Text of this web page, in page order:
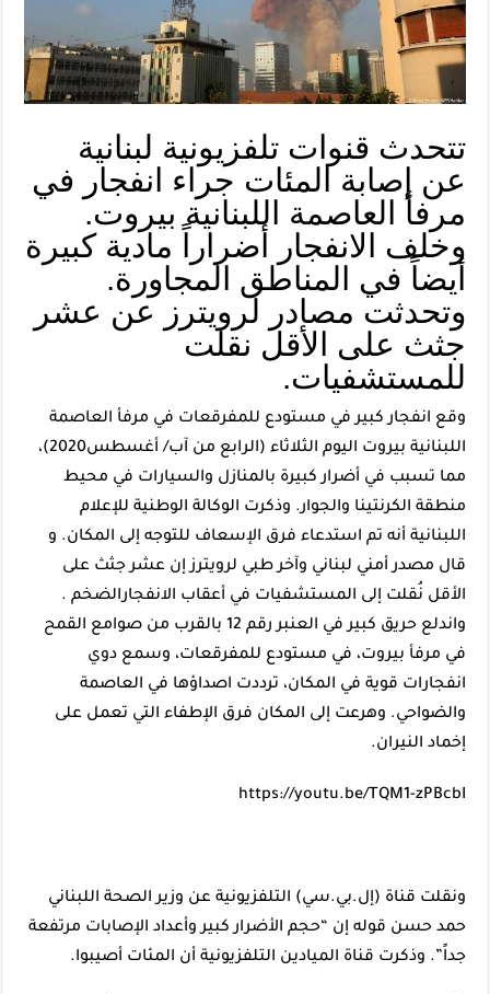
تتحدث قنوات تلفزيونية لبنانية
عن إصابة المئات جراء انفجار في
مرفأ العاصمة اللبنانية بيروت.
وخلف الانفجار أضراراً مادية كبيرة
أيضاً في المناطق المجاورة.
وتحدثت مصادر لرويترز عن عشر
جثث على الأقل نقلت
للمستشفيات.
وقع انفجار كبير في مستودع للمفرقعات في مرفأ العاصمة
اللبنانية بيروت اليوم الثلاثاء (الرابع من آب/ أغسطس2020)،
مما تسبب في أضرار كبيرة بالمنازل والسيارات في محيط
منطقة الكرنتينا والجوار. وذكرت الوكالة الوطنية للإعلام
اللبنانية أنه تم استدعاء فرق الإسعاف للتوجه إلى المكان. و
قال مصدر أمني لبناني وآخر طبي لرويترز إن عشر جثث على
الأقل نُقلت إلى المستشفيات في أعقاب الانفجارالضخم .
واندلع حريق كبير في العنبر رقم 12 بالقرب من صوامع القمح
في مرفأ بيروت، في مستودع للمفرقعات، وسمع دوي
انفجارات قوية في المكان، ترددت اصداؤها في العاصمة
والضواحي. وهرعت إلى المكان فرق الإطفاء التي تعمل على
إخماد النيران.
https://youtu.be/TQM1-zPBcbI
ونقلت قناة (إل.بي.سي) التلفزيونية عن وزير الصحة اللبناني
حمد حسن قوله إن “حجم الأضرار كبير وأعداد الإصابات مرتفعة
جداً”. وذكرت قناة الميادين التلفزيونية أن المئات أصيبوا.